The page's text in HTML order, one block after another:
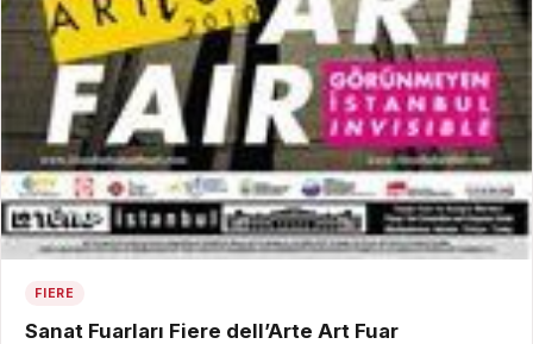
FIERE
Sanat Fuarları Fiere dell’Arte Art Fuar